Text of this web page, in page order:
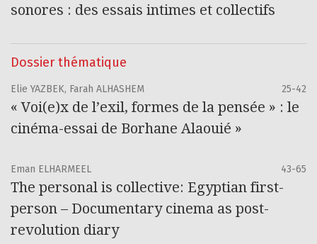
sonores : des essais intimes et collectifs
Dossier thématique
Elie YAZBEK, Farah ALHASHEM 25-42
« Voi(e)x de l’exil, formes de la pensée » : le
cinéma-essai de Borhane Alaouié »
Eman ELHARMEEL 43-65
The personal is collective: Egyptian first-
person – Documentary cinema as post-
revolution diary